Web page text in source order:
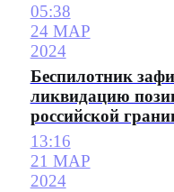
05:38
24 МАР
2024
Беспилотник
ликвидацию
российской
13:16
21 МАР
2024